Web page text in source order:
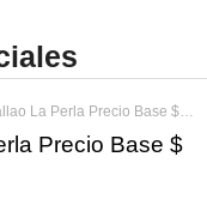
La Perla Precio Base $ 43907
Precio Base $